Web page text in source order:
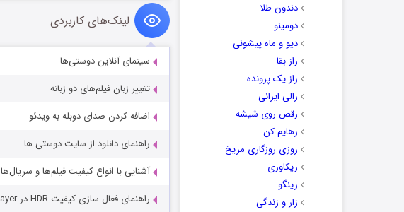
دندون طلا
دومینو
دیو و ماه پیشونی
راز بقا
راز یک پرونده
رالی ایرانی
رقص روی شیشه
رهایم کن
روزی روزگاری مریخ
ریکاوری
رینگو
زار و زندگی
لینک‌های کاربردی
سینمای آنلاین دوستی‌ها
تغییر زبان فیلم‌های دو زبانه
اضافه کردن صدای دوبله به ویدئو
راهنمای دانلود از سایت دوستی ها
آشنایی با انواع کیفیت فیلم‌ها و سریال‌ها
راهنمای فعال سازی کیفیت HDR در PotPlayer